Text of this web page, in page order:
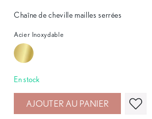
Chaîne de cheville mailles serrées
Acier Inoxydable
En stock
AJOUTER AU PANIER